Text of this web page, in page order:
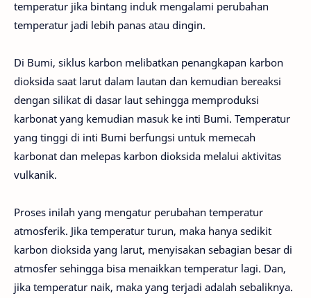
temperatur jika bintang induk mengalami perubahan
temperatur jadi lebih panas atau dingin.
Di Bumi, siklus karbon melibatkan penangkapan karbon
dioksida saat larut dalam lautan dan kemudian bereaksi
dengan silikat di dasar laut sehingga memproduksi
karbonat yang kemudian masuk ke inti Bumi. Temperatur
yang tinggi di inti Bumi berfungsi untuk memecah
karbonat dan melepas karbon dioksida melalui aktivitas
vulkanik.
Proses inilah yang mengatur perubahan temperatur
atmosferik. Jika temperatur turun, maka hanya sedikit
karbon dioksida yang larut, menyisakan sebagian besar di
atmosfer sehingga bisa menaikkan temperatur lagi. Dan,
jika temperatur naik, maka yang terjadi adalah sebaliknya.